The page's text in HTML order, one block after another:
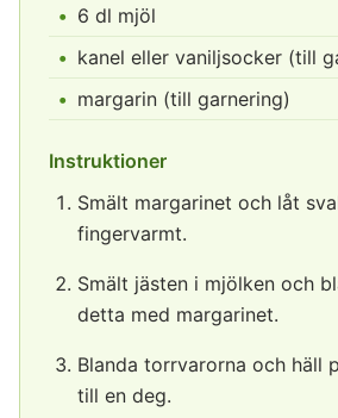
6 dl mjöl
kanel eller vaniljsocker (till
margarin (till garnering)
Instruktioner
Smält margarinet och låt
fingervarmt.
Smält jästen i mjölken och
detta med margarinet.
Blanda torrvarorna och häll
till en deg.